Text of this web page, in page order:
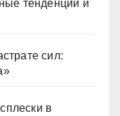
тенденции и
сил:
в